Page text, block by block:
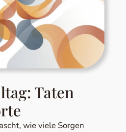
Taten
wie viele Sorgen